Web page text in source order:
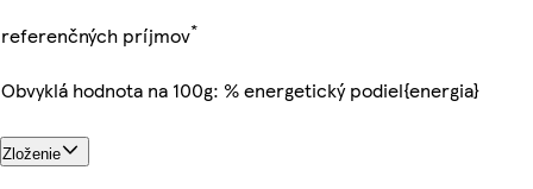
referenčných príjmov*
Obvyklá hodnota na 100g: % energetický podiel{energia}
Zloženie